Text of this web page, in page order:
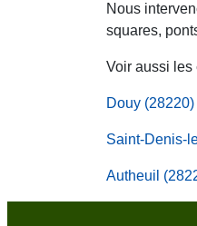
Nous
squares,
Voir aussi les
Douy (28220)
Saint-Denis-
Autheuil